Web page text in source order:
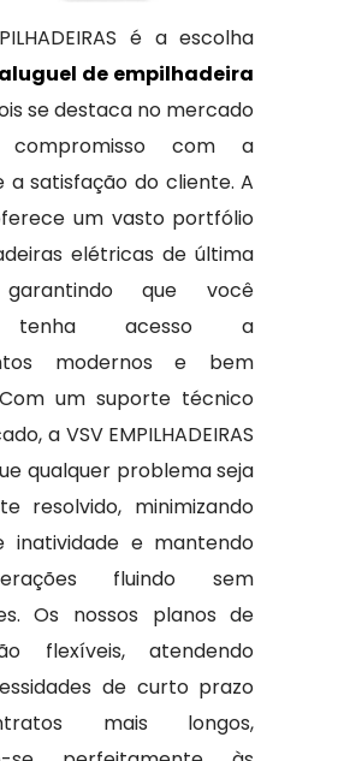
é a escolha
aluguel de empilhadeira
se destaca no mercado
com a
a satisfação do cliente. A
um vasto portfólio
elétricas de última
garantindo que você
tenha acesso a
modernos e bem
um suporte técnico
a VSV EMPILHADEIRAS
qualquer problema seja
resolvido, minimizando
inatividade e mantendo
fluindo sem
Os nossos planos de
flexíveis, atendendo
de curto prazo
mais longos,